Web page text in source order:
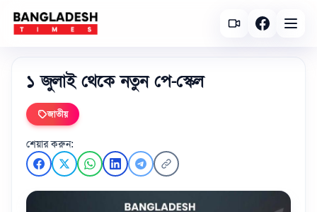
১ জুলাই থেকে নতুন পে-স্কেল
জাতীয়
শেয়ার করুন: